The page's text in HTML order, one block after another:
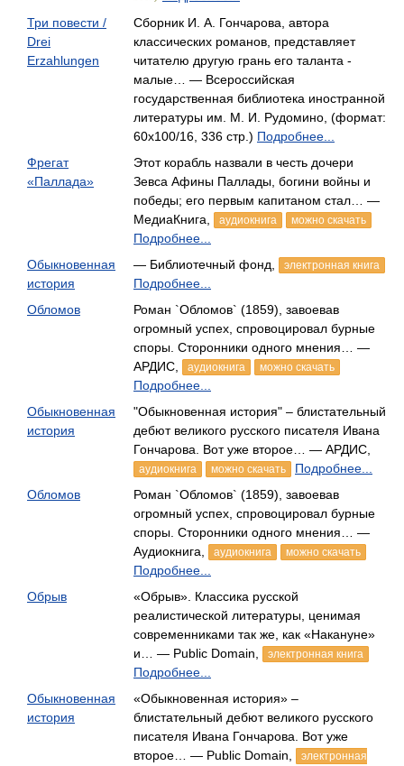
Три повести /
Drei
Erzahlungen
Сборник И. А. Гончарова, автора
классических романов, представляет
читателю другую грань его таланта -
малые… — Всероссийская
государственная библиотека иностранной
литературы им. М. И. Рудомино, (формат:
60x100/16, 336 стр.) Подробнее...
Фрегат
«Паллада»
Этот корабль назвали в честь дочери
Зевса Афины Паллады, богини войны и
победы; его первым капитаном стал… —
МедиаКнига,
аудиокнига можно скачать
Подробнее...
Обыкновенная
история
— Библиотечный фонд, электронная книга
Подробнее...
Обломов
Роман `Обломов` (1859), завоевав
огромный успех, спровоцировал бурные
споры. Сторонники одного мнения… —
АРДИС,
аудиокнига можно скачать
Подробнее...
Обыкновенная
история
"Обыкновенная история" – блистательный
дебют великого русского писателя Ивана
Гончарова. Вот уже второе… — АРДИС,
аудиокнига можно скачать
Подробнее...
Обломов
Роман `Обломов` (1859), завоевав
огромный успех, спровоцировал бурные
споры. Сторонники одного мнения… —
Аудиокнига,
аудиокнига можно скачать
Подробнее...
Обрыв
«Обрыв». Классика русской
реалистической литературы, ценимая
современниками так же, как «Накануне»
и… — Public Domain,
электронная книга
Подробнее...
Обыкновенная
история
«Обыкновенная история» –
блистательный дебют великого русского
писателя Ивана Гончарова. Вот уже
второе… — Public Domain,
электронная